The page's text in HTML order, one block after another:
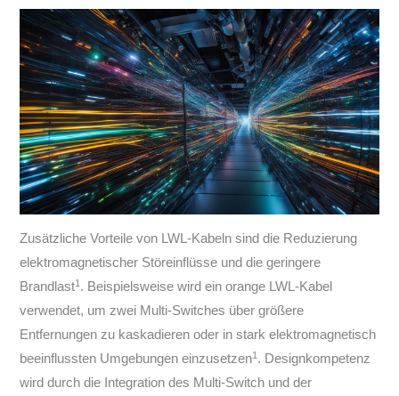
Zusätzliche Vorteile von LWL-Kabeln sind die Reduzierung
elektromagnetischer Störeinflüsse und die geringere
Brandlast1 . Beispielsweise wird ein orange LWL-Kabel
verwendet, um zwei Multi-Switches über größere
Entfernungen zu kaskadieren oder in stark elektromagnetisch
beeinflussten Umgebungen einzusetzen1 . Designkompetenz
wird durch die Integration des Multi-Switch und der